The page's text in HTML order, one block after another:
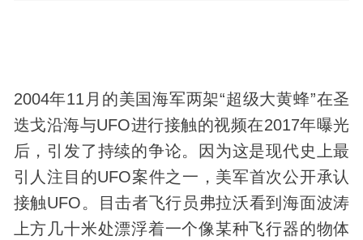
2004年11月的美国海军两架“超级大黄蜂”在圣
迭戈沿海与UFO进行接触的视频在2017年曝光
后，引发了持续的争论。因为这是现代史上最
引人注目的UFO案件之一，美军首次公开承认
接触UFO。目击者飞行员弗拉沃看到海面波涛
上方几十米处漂浮着一个像某种飞行器的物体